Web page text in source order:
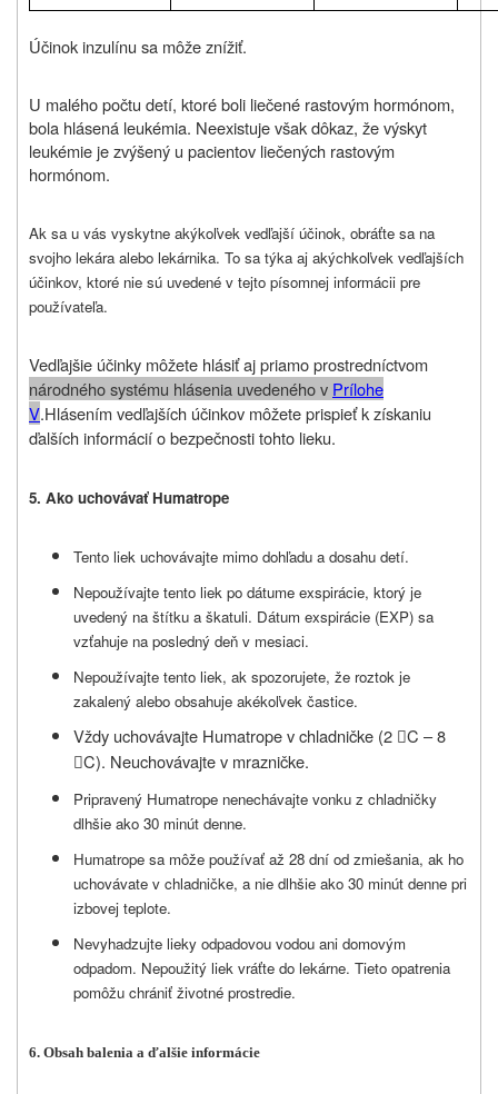
Účinok inzulínu sa môže znížiť.
U malého počtu detí, ktoré boli liečené rastovým hormónom,
bola hlásená leukémia. Neexistuje však dôkaz, že výskyt
leukémie je zvýšený u pacientov liečených rastovým
hormónom.
Ak sa u vás vyskytne akýkoľvek vedľajší účinok, obráťte sa na
svojho lekára alebo lekárnika. To sa týka aj akýchkoľvek vedľajších
účinkov, ktoré nie sú uvedené v tejto písomnej informácii pre
používateľa.
Vedľajšie účinky môžete hlásiť aj priamo prostredníctvom
národného systému hlásenia uvedeného v Prílohe
V.Hlásením vedľajších účinkov môžete prispieť k získaniu
ďalších informácií o bezpečnosti tohto lieku.
5. Ako uchovávať Humatrope
Tento liek uchovávajte mimo dohľadu a dosahu detí.
Nepoužívajte tento liek po dátume exspirácie, ktorý je
uvedený na štítku a škatuli. Dátum exspirácie (EXP) sa
vzťahuje na posledný deň v mesiaci.
Nepoužívajte tento liek, ak spozorujete, že roztok je
zakalený alebo obsahuje akékoľvek častice.
Vždy uchovávajte Humatropev chladničke (2 C – 8
C). Neuchovávajte v mrazničke.
Pripravený Humatrope nenechávajte vonku z chladničky
dlhšie ako 30 minút denne.
Humatrope sa môže používať až 28 dní od zmiešania, ak ho
uchovávate v chladničke, a nie dlhšie ako 30 minút denne pri
izbovej teplote.
Nevyhadzujte lieky odpadovou vodou ani domovým
odpadom. Nepoužitý liek vráťte do lekárne. Tieto opatrenia
pomôžu chrániť životné prostredie.
6. Obsah balenia a ďalšie informácie